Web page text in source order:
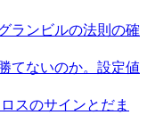
ランビルの法則の確
てないのか。設定値
スのサインとだま